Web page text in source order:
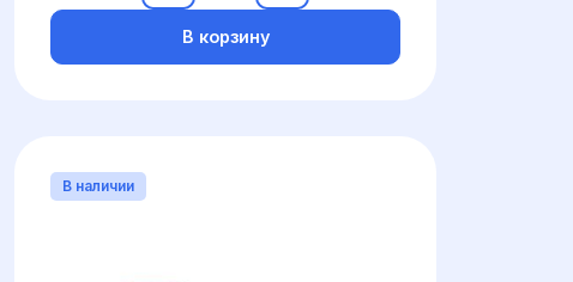
В корзину
В наличии